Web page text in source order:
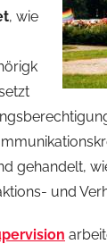
, wie
gehandelt,
und